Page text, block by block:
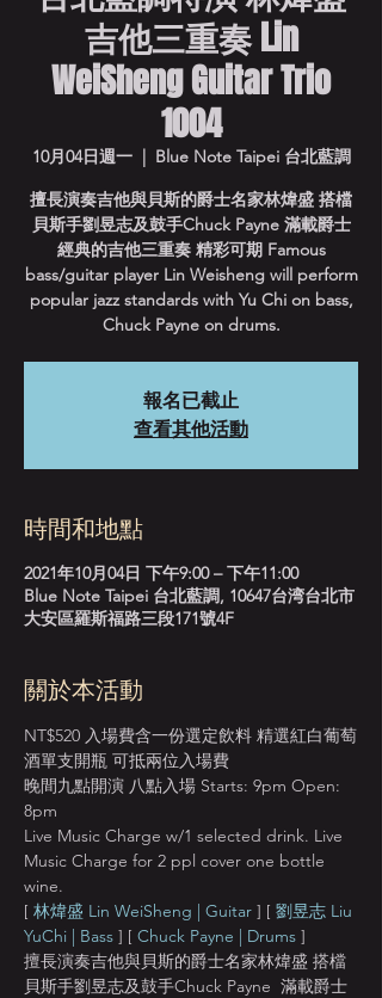
吉他三重奏 Lin
WeiSheng Guitar Trio
1004
10月04日週一
  |
Blue Note Taipei 台北藍調
擅長演奏吉他與貝斯的爵士名家林煒盛 搭檔
貝斯手劉昱志及鼓手Chuck Payne 滿載爵士
經典的吉他三重奏 精彩可期 Famous
bass/guitar player Lin Weisheng will perform
popular jazz standards with Yu Chi on bass,
Chuck Payne on drums.
報名已截止
查看其他活動
時間和地點
2021年10月04日 下午9:00 – 下午11:00
Blue Note Taipei 台北藍調, 10647台湾台北市
大安區羅斯福路三段171號4F
關於本活動
NT$520 入場費含一份選定飲料 精選紅白葡萄
酒單支開瓶 可抵兩位入場費
晚間九點開演 八點入場 Starts: 9pm Open:
8pm
Live Music Charge w/1 selected drink. Live
Music Charge for 2 ppl cover one bottle
wine.
[ 林煒盛 Lin WeiSheng | Guitar ] [ 劉昱志 Liu
YuChi | Bass ] [ Chuck Payne | Drums ]
擅長演奏吉他與貝斯的爵士名家林煒盛 搭檔
貝斯手劉昱志及鼓手Chuck Payne  滿載爵士